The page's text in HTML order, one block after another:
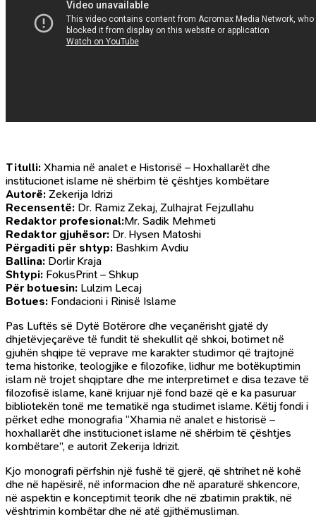
Titulli: Xhamia në analet e Historisë – Hoxhallarët dhe
institucionet islame në shërbim të çështjes kombëtare
Autorë: Zekerija Idrizi
Recensentë: Dr. Ramiz Zekaj, Zulhajrat Fejzullahu
Redaktor profesional:Mr. Sadik Mehmeti
Redaktor gjuhësor: Dr. Hysen Matoshi
Përgaditi për shtyp: Bashkim Avdiu
Ballina: Dorlir Kraja
Shtypi: FokusPrint – Shkup
Për botuesin: Lulzim Lecaj
Botues: Fondacioni i Rinisë Islame
Pas Luftës së Dytë Botërore dhe veçanërisht gjatë dy
dhjetëvjeçarëve të fundit të shekullit që shkoi, botimet në
gjuhën shqipe të veprave me karakter studimor që trajtojnë
tema historike, teologjike e filozofike, lidhur me botëkuptimin
islam në trojet shqiptare dhe me interpretimet e disa tezave të
filozofisë islame, kanë krijuar një fond bazë që e ka pasuruar
bibliotekën tonë me tematikë nga studimet islame. Këtij fondi i
përket edhe monografia “Xhamia në analet e historisë –
hoxhallarët dhe institucionet islame në shërbim të çështjes
kombëtare”, e autorit Zekerija Idrizit.
Kjo monografi përfshin një fushë të gjerë, që shtrihet në kohë
dhe në hapësirë, në informacion dhe në aparaturë shkencore,
në aspektin e konceptimit teorik dhe në zbatimin praktik, në
vështrimin kombëtar dhe në atë gjithëmusliman.